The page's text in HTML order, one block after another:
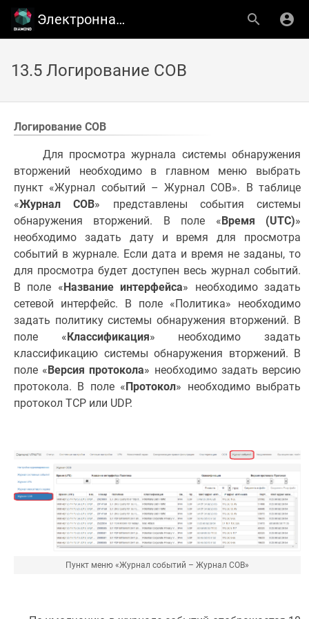
Электронная библиотека ООО ''ТСC''
13.5 Логирование СОВ
Логирование СОВ
Для просмотра журнала системы обнаружения
вторжений необходимо в главном меню выбрать
пункт «Журнал событий – Журнал СОВ». В таблице
«Журнал СОВ» представлены события системы
обнаружения вторжений. В поле «Время (UTC)»
необходимо задать дату и время для просмотра
событий в журнале. Если дата и время не заданы, то
для просмотра будет доступен весь журнал событий.
В поле «Название интерфейса» необходимо задать
сетевой интерфейс. В поле «Политика» необходимо
задать политику системы обнаружения вторжений. В
поле «Классификация» необходимо задать
классификацию системы обнаружения вторжений. В
поле «Версия протокола» необходимо задать версию
протокола. В поле «Протокол» необходимо выбрать
протокол TCP или UDP.
Пункт меню «Журнал событий – Журнал СОВ»